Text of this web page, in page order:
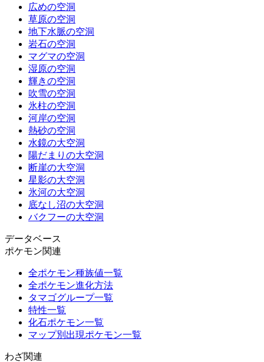
広めの空洞
草原の空洞
地下水脈の空洞
岩石の空洞
マグマの空洞
湿原の空洞
輝きの空洞
吹雪の空洞
氷柱の空洞
河岸の空洞
熱砂の空洞
水鏡の大空洞
陽だまりの大空洞
断崖の大空洞
星影の大空洞
氷河の大空洞
底なし沼の大空洞
バクフーの大空洞
データベース
ポケモン関連
全ポケモン種族値一覧
全ポケモン進化方法
タマゴグループ一覧
特性一覧
化石ポケモン一覧
マップ別出現ポケモン一覧
わざ関連